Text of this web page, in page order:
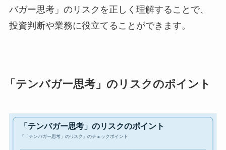
バガー思考」のリスクを正しく理解することで、
投資判断や業務に役立てることができます。
「テンバガー思考」のリスクのポイント